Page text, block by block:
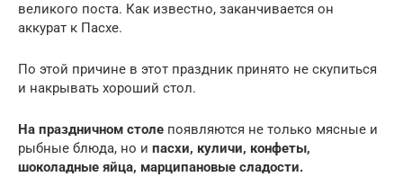
великого поста. Как известно, заканчивается он
аккурат к Пасхе.
По этой причине в этот праздник принято не скупиться
и накрывать хороший стол.
На праздничном столе появляются не только мясные и
рыбные блюда, но и пасхи, куличи, конфеты,
шоколадные яйца, марципановые сладости.